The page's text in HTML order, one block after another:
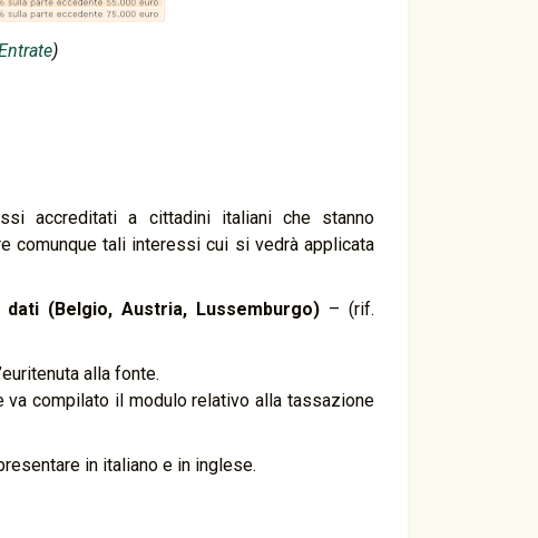
)
accreditati a cittadini italiani che stanno
comunque tali interessi cui si vedrà applicata
(Belgio, Austria, Lussemburgo)– (rif.
alla fonte.
va compilato il modulo relativo alla tassazione
in italiano e in inglese.